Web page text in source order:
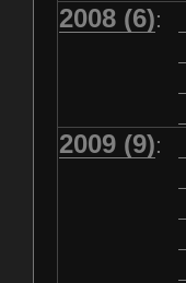
2008 (6):
2009 (9):